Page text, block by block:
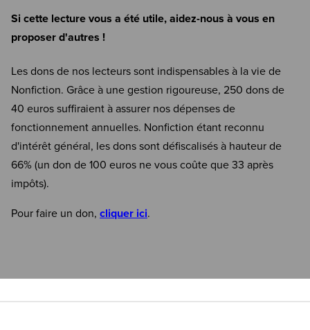
Si cette lecture vous a été utile, aidez-nous à vous en
proposer d'autres !
Les dons de nos lecteurs sont indispensables à la vie de
Nonfiction. Grâce à une gestion rigoureuse, 250 dons de
40 euros suffiraient à assurer nos dépenses de
fonctionnement annuelles. Nonfiction étant reconnu
d'intérêt général, les dons sont défiscalisés à hauteur de
66% (un don de 100 euros ne vous coûte que 33 après
impôts).
Pour faire un don, cliquer ici.